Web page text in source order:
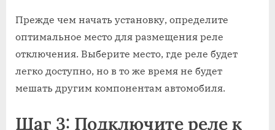
Прежде чем начать установку, определите
оптимальное место для размещения реле
отключения. Выберите место, где реле будет
легко доступно, но в то же время не будет
мешать другим компонентам автомобиля.
Шаг 3: Подключите реле к